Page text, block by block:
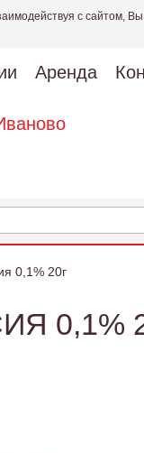
с сайтом,
Аренда
0,1% 20г
0,1%